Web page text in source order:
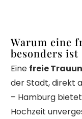
Warum eine
besonders ist
Eine freie
der Stadt, direkt
– Hamburg
Hochzeit